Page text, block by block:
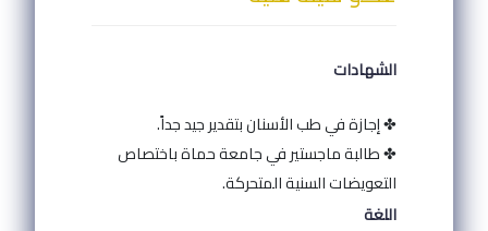
الشهادات
✤ إجازة في طب الأسنان بتقدير جيد جداً.
✤ طالبة ماجستير في جامعة حماة باختصاص
التعويضات السنية المتحركة.
اللغة